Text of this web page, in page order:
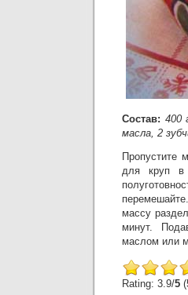
Состав: 400
масла, 2
Пропустите
для круп в
массу
минут.
маслом или
Rating: 3.9/5